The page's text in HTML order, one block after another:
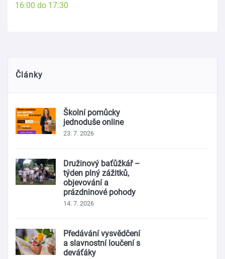
16:00 do 17:30
Články
Školní pomůcky
jednoduše online
23. 7. 2026
Družinový baťůžkář –
týden plný zážitků,
objevování a
prázdninové pohody
14. 7. 2026
Předávání vysvědčení
a slavnostní loučení s
deváťáky